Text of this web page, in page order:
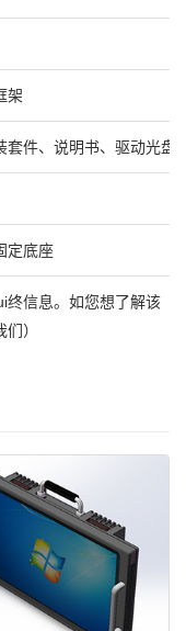
架
套件、说明书、驱动光盘
定底座
终信息。如您想了解该
）